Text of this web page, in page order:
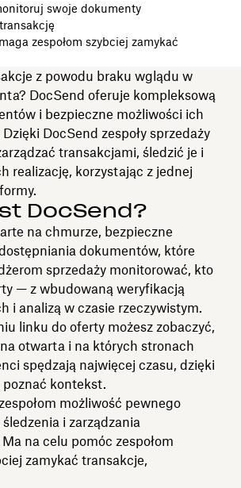
swoje dokumenty
zespołom szybciej zamykać
z powodu braku wglądu w
DocSend oferuje kompleksową
i bezpieczne możliwości ich
DocSend zespoły sprzedaży
transakcjami, śledzić je i
realizację, korzystając z jednej
DocSend?
na chmurze, bezpieczne
dokumentów, które
sprzedaży monitorować, kto
— z wbudowaną weryfikacją
i analizą w czasie rzeczywistym.
linku do oferty możesz zobaczyć,
otwarta i na których stronach
spędzają najwięcej czasu, dzięki
kontekst.
możliwość pewnego
i zarządzania
na celu pomóc zespołom
zamykać transakcje,